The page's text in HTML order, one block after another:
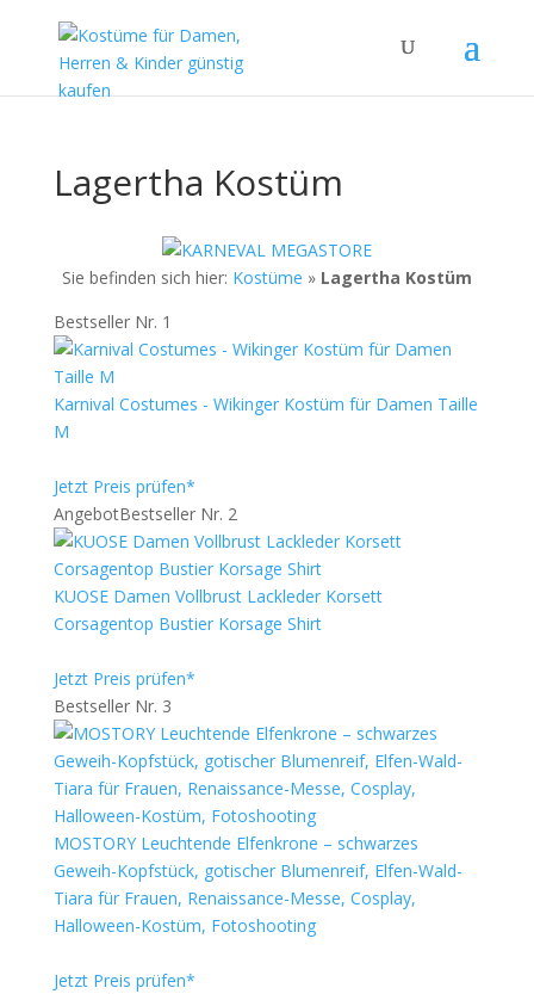
Lagertha Kostüm
Sie befinden sich hier: Kostüme » Lagertha Kostüm
Bestseller Nr. 1
Karnival Costumes - Wikinger Kostüm für Damen Taille
M
Jetzt Preis prüfen*
AngebotBestseller Nr. 2
KUOSE Damen Vollbrust Lackleder Korsett
Corsagentop Bustier Korsage Shirt
Jetzt Preis prüfen*
Bestseller Nr. 3
MOSTORY Leuchtende Elfenkrone – schwarzes
Geweih-Kopfstück, gotischer Blumenreif, Elfen-Wald-
Tiara für Frauen, Renaissance-Messe, Cosplay,
Halloween-Kostüm, Fotoshooting
Jetzt Preis prüfen*